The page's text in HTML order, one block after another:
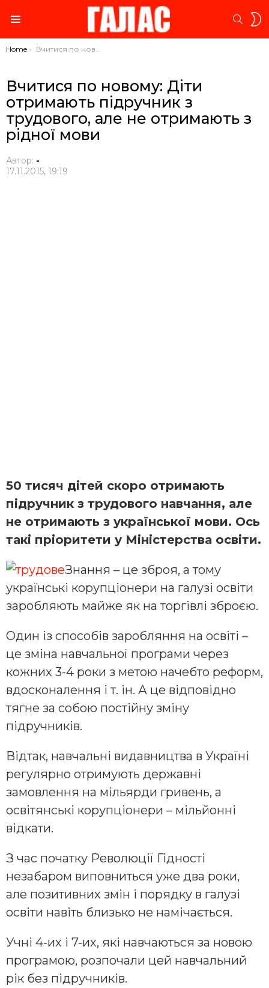
You are here:
Home Вчитися по новому: Діти отримають підручник з трудового, але не отримають з рідної мови
Вчитися по новому: Діти
отримають підручник з
трудового, але не отримають з
рідної мови
Автор: -
17.11.2015, 19:19
50 тисяч дітей скоро отримають
підручник з трудового навчання, але
не отримають з української мови. Ось
такі пріоритети у Міністерства освіти.
Знання – це зброя, а тому
українські корупціонери на галузі освіти
заробляють майже як на торгівлі зброєю.
Один із способів заробляння на освіті –
це зміна навчальної програми через
кожних 3-4 роки з метою начебто реформ,
вдосконалення і т. ін. А це відповідно
тягне за собою постійну зміну
підручників.
Відтак, навчальні видавництва в Україні
регулярно отримують державні
замовлення на мільярди гривень, а
освітянські корупціонери – мільйонні
відкати.
З час початку Революції Гідності
незабаром виповниться уже два роки,
але позитивних змін і порядку в галузі
освіти навіть близько не намічається.
Учні 4-их і 7-их, які навчаються за новою
програмою, розпочали цей навчальний
рік без підручників.